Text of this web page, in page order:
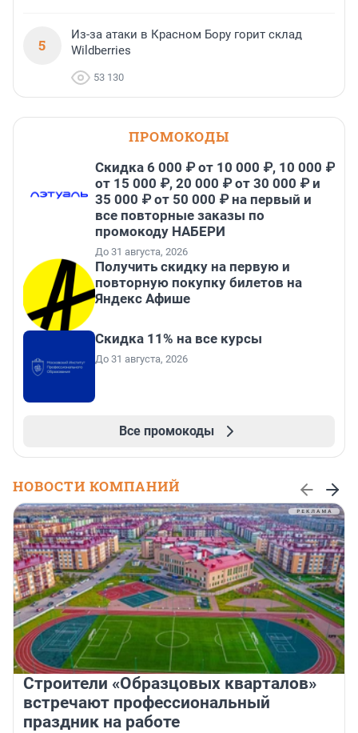
5
Из-за атаки в Красном Бору горит склад
Wildberries
53 130
ПРОМОКОДЫ
Скидка 6 000 ₽ от 10 000 ₽, 10 000 ₽
от 15 000 ₽, 20 000 ₽ от 30 000 ₽ и
35 000 ₽ от 50 000 ₽ на первый и
все повторные заказы по
промокоду НАБЕРИ
До 31 августа, 2026
Получить скидку на первую и
повторную покупку билетов на
Яндекс Афише
Скидка 11% на все курсы
До 31 августа, 2026
Все промокоды
НОВОСТИ КОМПАНИЙ
Строители «Образцовых кварталов»
встречают профессиональный
праздник на работе